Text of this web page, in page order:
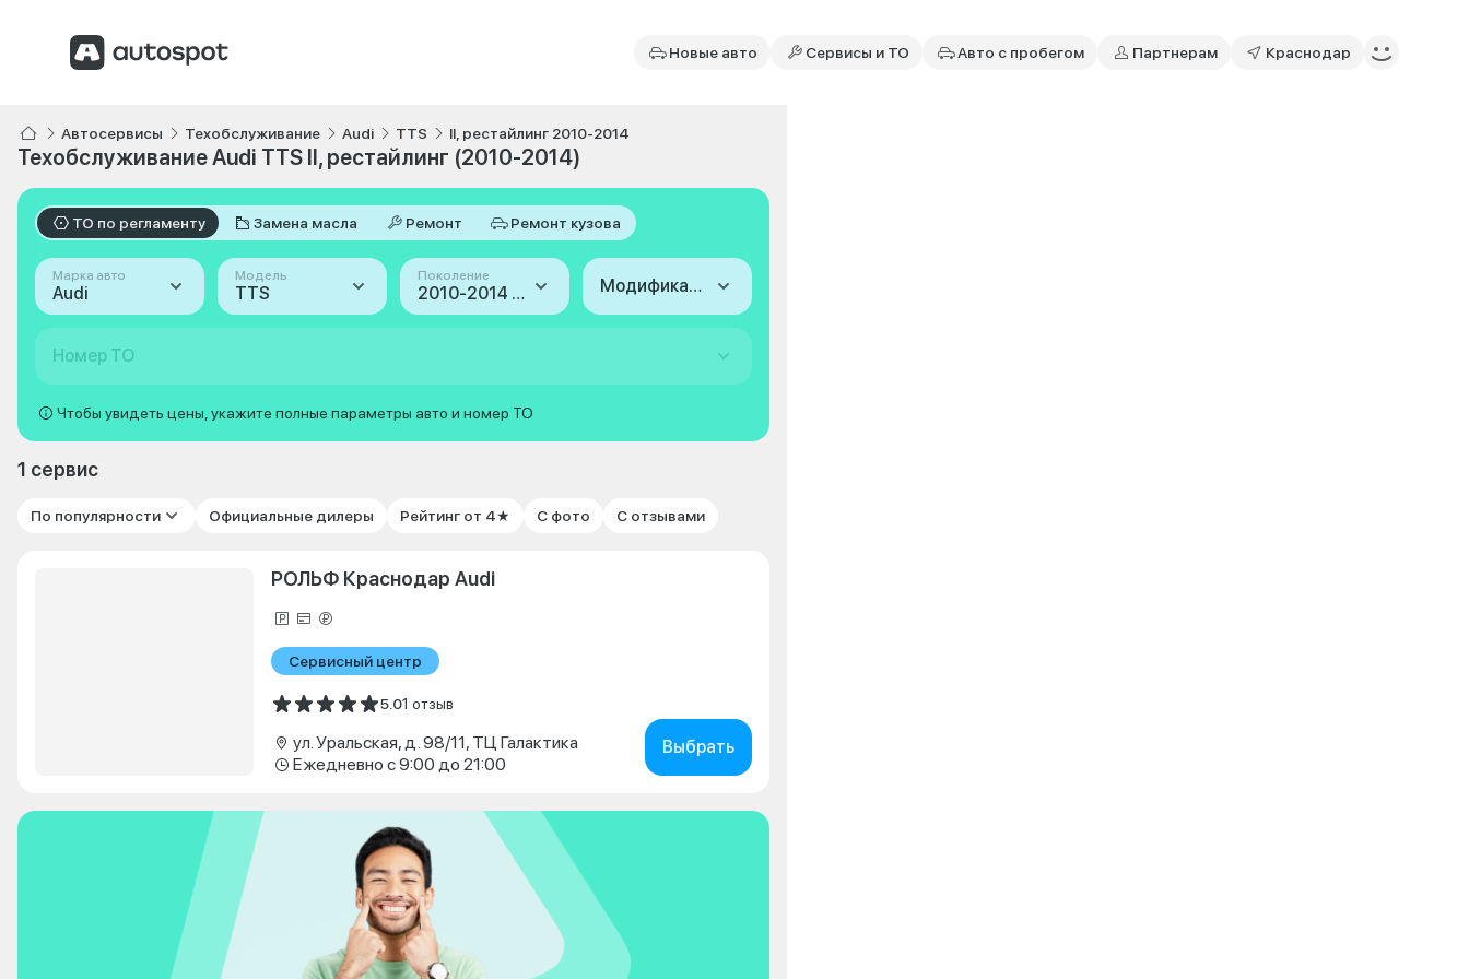
Новые авто Сервисы и ТО Авто с пробегом Партнерам Краснодар
Автосервисы Техобслуживание Audi TTS II, рестайлинг 2010-2014
Техобслуживание Audi TTS II, рестайлинг (2010-2014)
ТО по регламенту Замена масла Ремонт Ремонт кузова
Марка авто
Audi
Модель
TTS
Поколение
2010-2014 (II, рестайлинг) Модификация
Номер ТО
Чтобы увидеть цены, укажите полные параметры авто и номер ТО
1 сервис
По популярности Официальные дилеры Рейтинг от 4★ С фото С отзывами
РОЛЬФ Краснодар Audi
Сервисный центр
5.01 отзыв
ул. Уральская, д. 98/11, ТЦ Галактика
Ежедневно с 9:00 до 21:00
Выбрать